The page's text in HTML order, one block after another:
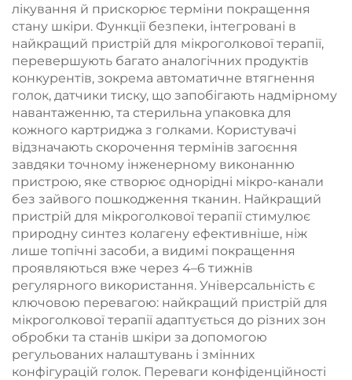
лікування й прискорює терміни покращення
стану шкіри. Функції безпеки, інтегровані в
найкращий пристрій для мікроголкової терапії,
перевершують багато аналогічних продуктів
конкурентів, зокрема автоматичне втягнення
голок, датчики тиску, що запобігають надмірному
навантаженню, та стерильна упаковка для
кожного картриджа з голками. Користувачі
відзначають скорочення термінів загоєння
завдяки точному інженерному виконанню
пристрою, яке створює однорідні мікро-канали
без зайвого пошкодження тканин. Найкращий
пристрій для мікроголкової терапії стимулює
природну синтез колагену ефективніше, ніж
лише топічні засоби, а видимі покращення
проявляються вже через 4–6 тижнів
регулярного використання. Універсальність є
ключовою перевагою: найкращий пристрій для
мікроголкової терапії адаптується до різних зон
обробки та станів шкіри за допомогою
регульованих налаштувань і змінних
конфігурацій голок. Переваги конфіденційності